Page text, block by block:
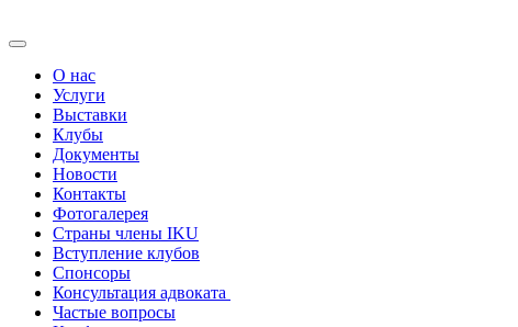
О нас
Услуги
Выставки
Клубы
Документы
Новости
Контакты
Фотогалерея
Страны члены IKU
Вступление клубов​
Спонсоры
Консультация адвоката ​
Частые вопросы